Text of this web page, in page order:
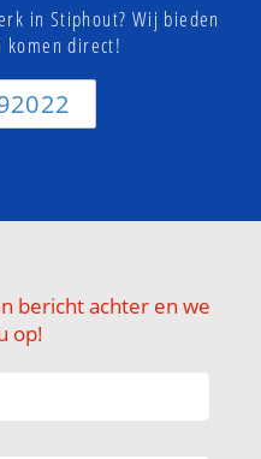
in Stiphout? Wij bieden
komen direct!
bericht achter en we
op!